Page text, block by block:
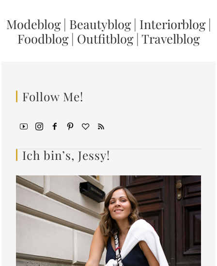
Modeblog| Beautyblog| Interiorblog|
Foodblog| Outfitblog| Travelblog
Follow Me!
Ich bin’s, Jessy!